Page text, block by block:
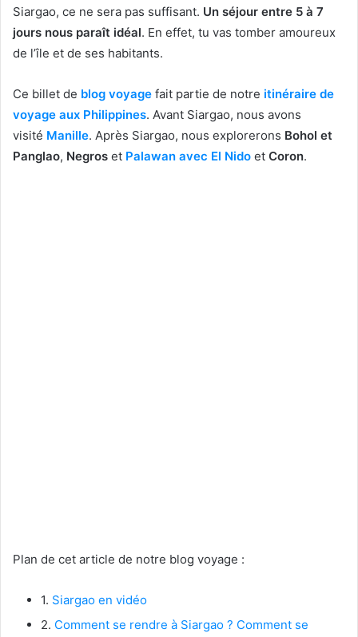
Siargao, ce ne sera pas suffisant. Un séjour entre 5 à 7
jours nous paraît idéal. En effet, tu vas tomber amoureux
de l’île et de ses habitants.
Ce billet de blog voyage fait partie de notre itinéraire de
voyage aux Philippines. Avant Siargao, nous avons
visité Manille. Après Siargao, nous explorerons Bohol et
Panglao, Negros et Palawan avec El Nido et Coron.
Plan de cet article de notre blog voyage :
1. Siargao en vidéo
2. Comment se rendre à Siargao ? Comment se